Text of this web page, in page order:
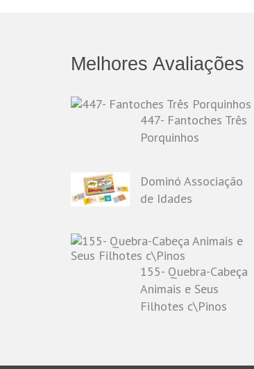
Melhores Avaliações
447- Fantoches Três
Porquinhos
Dominó Associação
de Idades
155- Quebra-Cabeça
Animais e Seus
Filhotes c\Pinos